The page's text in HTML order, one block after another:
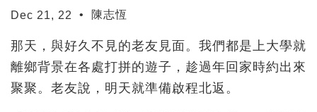
Dec 21, 22 • 陳志恆
那天，與好久不見的老友見面。我們都是上大學就
離鄉背景在各處打拼的遊子，趁過年回家時約出來
聚聚。老友說，明天就準備啟程北返。